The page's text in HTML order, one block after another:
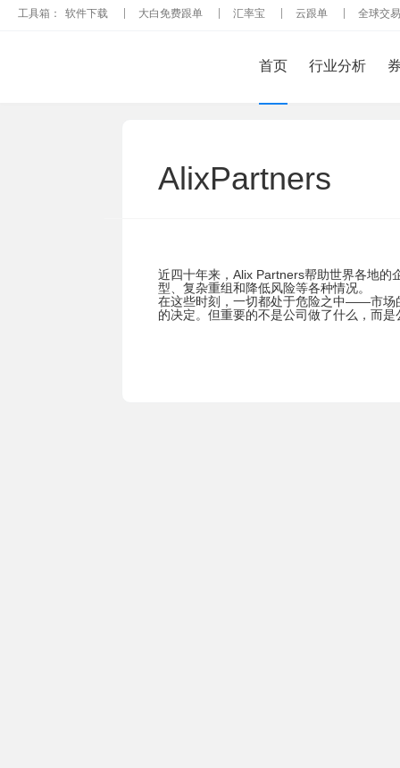
工具箱： 软件下载 大白免费跟单 汇率宝 云跟单 全球
首页 行业分析
AlixPartners
近四十年来，Alix Partners帮助世界各地的
型、复杂重组和降低风险等各种情况。
在这些时刻，一切都处于危险之中——市场
的决定。但重要的不是公司做了什么，而是